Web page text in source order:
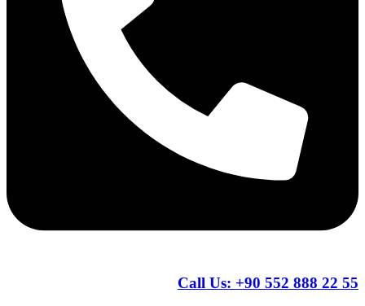
Call Us: +90 552 888 22 55